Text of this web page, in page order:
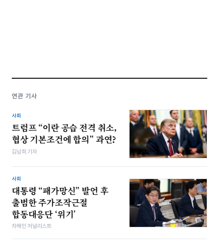
연관 기사
사회
트럼프 “이란 공습 전격 취소,
협상 기본조건에 합의” 과연?
김남희 기자
사회
대통령 “패가망신” 발언 후
출범한 주가조작근절
합동대응단 ‘위기’
차해인 저널리스트